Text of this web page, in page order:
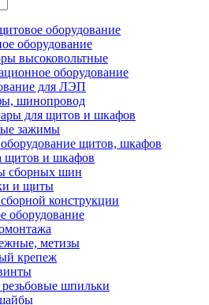
оборудование
оборудование
высоковольтные
оборудование
для ЛЭП
шинопровод
для щитов и шкафов
зажимы
щитов, шкафов
щитов и шкафов
сборных шин
и щиты
конструкции
оборудование
метизы
крепеж
шпильки